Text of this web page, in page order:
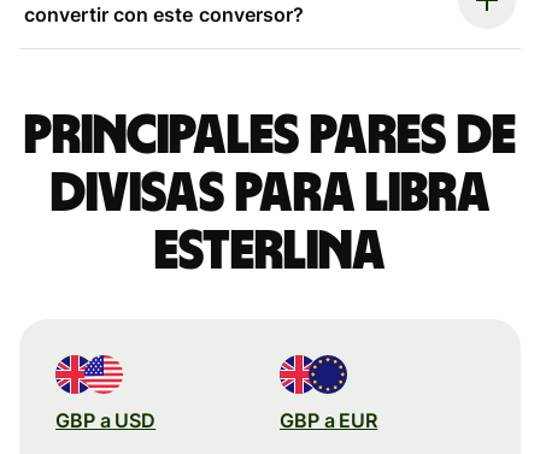
convertir con este conversor?
Principales pares de
divisas para libra
esterlina
GBP a USD GBP a EUR